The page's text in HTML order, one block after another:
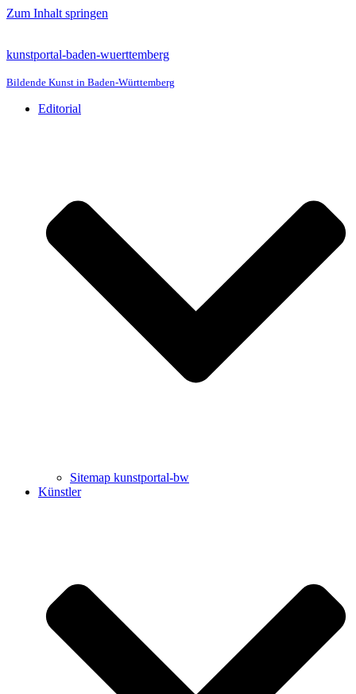
Zum Inhalt springen
kunstportal-baden-wuerttemberg
Bildende Kunst in Baden-Württemberg
Editorial
Sitemap kunstportal-bw
Künstler